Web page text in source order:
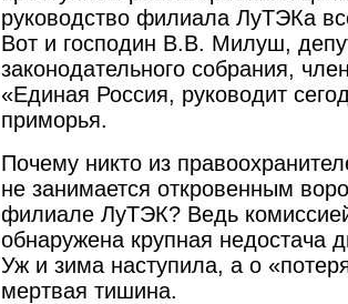
руководство филиала ЛуТЭКа
Вот и господин В.В. Милуш,
законодательного собрания,
«Единая Россия, руководит
приморья.
Почему никто из
не занимается откровенным
филиале ЛуТЭК? Ведь
обнаружена крупная недостача
Уж и зима наступила, а о
мертвая тишина.